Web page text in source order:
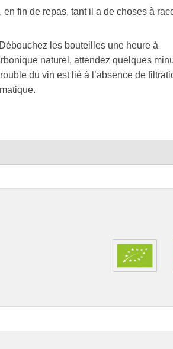
fin de repas, tant il a de choses à
les bouteilles une heure à
naturel, attendez quelques
du vin est lié à l’absence de